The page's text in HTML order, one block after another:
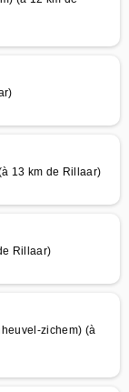
13 km de Rillaar)
Rillaar)
zichem) (à